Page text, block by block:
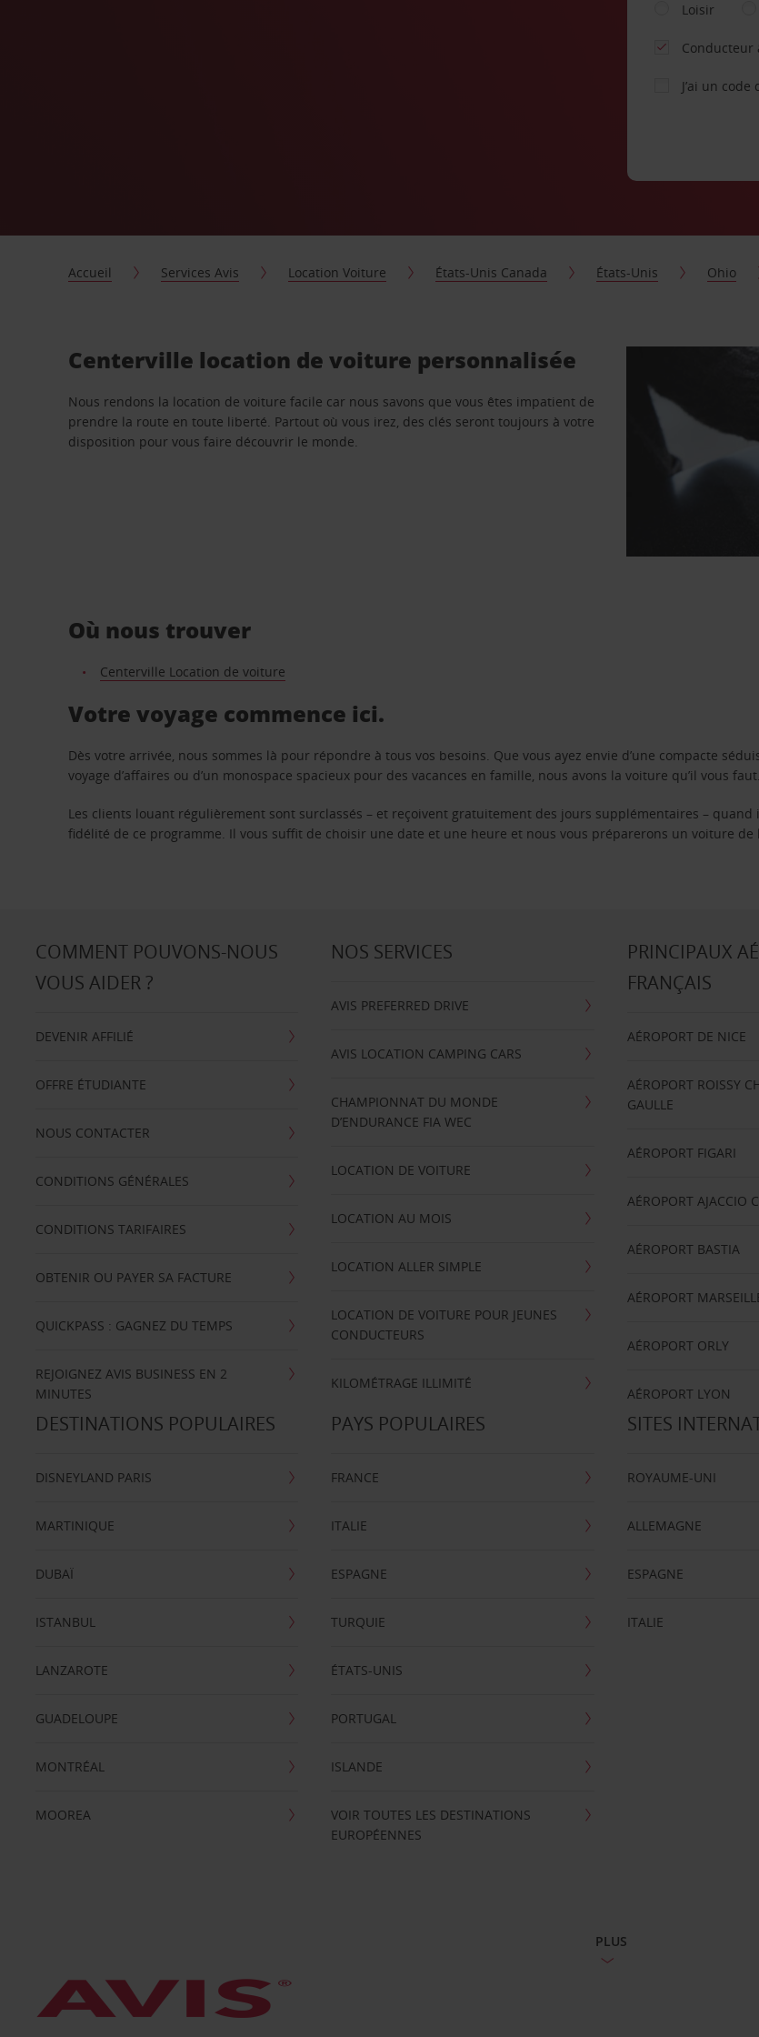
Loisir
Conducteur
J’ai un
Accueil Services Avis Location Voiture États-Unis Canada États-Unis Ohio
Centerville location de voiture personnalisée
Nous rendons la location de voiture facile car nous savons que vous êtes impatient de
prendre la route en toute liberté. Partout où vous irez, des clés seront toujours à votre
disposition pour vous faire découvrir le monde.
Où nous trouver
Centerville Location de voiture
Votre voyage commence ici.
Dès votre arrivée, nous sommes là pour répondre à tous vos besoins. Que vous ayez envie d’une compacte
voyage d’affaires ou d’un monospace spacieux pour des vacances en famille, nous avons la voiture qu’il vous faut.
Les clients louant régulièrement sont surclassés – et reçoivent gratuitement des jours supplémentaires –
fidélité de ce programme. Il vous suffit de choisir une date et une heure et nous vous préparerons un voiture
COMMENT POUVONS-NOUS
VOUS AIDER ?
DEVENIR AFFILIÉ
OFFRE ÉTUDIANTE
NOUS CONTACTER
CONDITIONS GÉNÉRALES
CONDITIONS TARIFAIRES
OBTENIR OU PAYER SA FACTURE
QUICKPASS : GAGNEZ DU TEMPS
REJOIGNEZ AVIS BUSINESS EN 2
MINUTES
NOS SERVICES
AVIS PREFERRED DRIVE
AVIS LOCATION CAMPING CARS
CHAMPIONNAT DU MONDE
D’ENDURANCE FIA WEC
LOCATION DE VOITURE
LOCATION AU MOIS
LOCATION ALLER SIMPLE
LOCATION DE VOITURE POUR JEUNES
CONDUCTEURS
KILOMÉTRAGE ILLIMITÉ
PRINCIPAUX
FRANÇAIS
AÉROPORT DE NICE
AÉROPORT ROISSY
GAULLE
AÉROPORT FIGARI
AÉROPORT AJACCIO
AÉROPORT BASTIA
AÉROPORT
AÉROPORT ORLY
AÉROPORT LYON
DESTINATIONS POPULAIRES
DISNEYLAND PARIS
MARTINIQUE
DUBAÏ
ISTANBUL
LANZAROTE
GUADELOUPE
MONTRÉAL
MOOREA
PAYS POPULAIRES
FRANCE
ITALIE
ESPAGNE
TURQUIE
ÉTATS-UNIS
PORTUGAL
ISLANDE
VOIR TOUTES LES DESTINATIONS
EUROPÉENNES
SITES
ROYAUME-UNI
ALLEMAGNE
ESPAGNE
ITALIE
PLUS